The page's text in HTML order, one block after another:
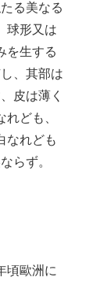
る美なる
球形又は
を生する
、其部は
皮は薄く
ども、
なれども
らず。
頃歐洲に